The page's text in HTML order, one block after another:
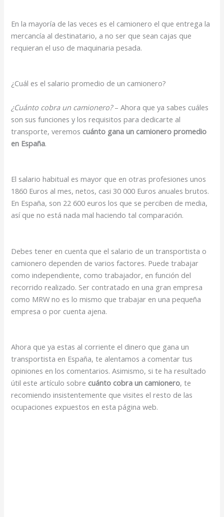
En la mayoría de las veces es el camionero el que entrega la
mercancía al destinatario, a no ser que sean cajas que
requieran el uso de maquinaria pesada.
¿Cuál es el salario promedio de un camionero?
¿Cuánto cobra un camionero?– Ahora que ya sabes cuáles
son sus funciones y los requisitos para dedicarte al
transporte, veremos cuánto gana un camionero promedio
en España.
El salario habitual es mayor que en otras profesiones unos
1860 Euros al mes, netos, casi 30 000 Euros anuales brutos.
En España, son 22 600 euros los que se perciben de media,
así que no está nada mal haciendo tal comparación.
Debes tener en cuenta que el salario de un transportista o
camionero dependen de varios factores. Puede trabajar
como independiente, como trabajador, en función del
recorrido realizado. Ser contratado en una gran empresa
como MRW no es lo mismo que trabajar en una pequeña
empresa o por cuenta ajena.
Ahora que ya estas al corriente el dinero que gana un
transportista en España, te alentamos a comentar tus
opiniones en los comentarios. Asimismo, si te ha resultado
útil este artículo sobre cuánto cobra un camionero, te
recomiendo insistentemente que visites el resto de las
ocupaciones expuestos en esta página web.